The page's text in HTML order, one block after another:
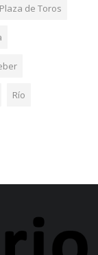
Plaza de Toros
Río